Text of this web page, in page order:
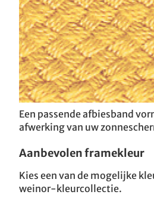
Een passende afbiesband
afwerking van uw
Aanbevolen framekleur
Kies een van de mogelijke
weinor-kleurcollectie.